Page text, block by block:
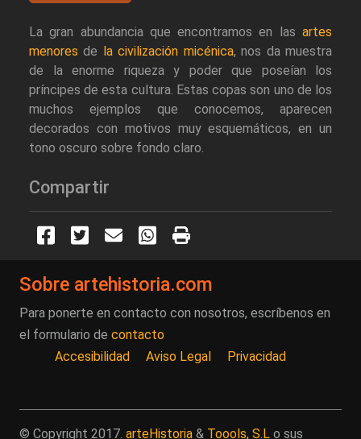
La gran abundancia que encontramos en las artes
menores de la civilización micénica, nos da muestra
de la enorme riqueza y poder que poseían los
príncipes de esta cultura. Estas copas son uno de los
muchos ejemplos que conocemos, aparecen
decorados con motivos muy esquemáticos, en un
tono oscuro sobre fondo claro.
Compartir
Sobre artehistoria.com
Para ponerte en contacto con nosotros, escríbenos en
el formulario de contacto
Accesibilidad
Aviso Legal Privacidad
© Copyright 2017. arteHistoria & Toools, S.L o sus